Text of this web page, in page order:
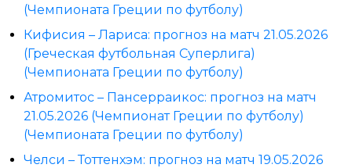
(Чемпионата Греции по футболу)
Кифисия – Лариса: прогноз на матч 21.05.2026
(Греческая футбольная Суперлига)
(Чемпионата Греции по футболу)
Атромитос – Пансерраикос: прогноз на матч
21.05.2026 (Чемпионат Греции по футболу)
(Чемпионата Греции по футболу)
Челси – Тоттенхэм: прогноз на матч 19.05.2026